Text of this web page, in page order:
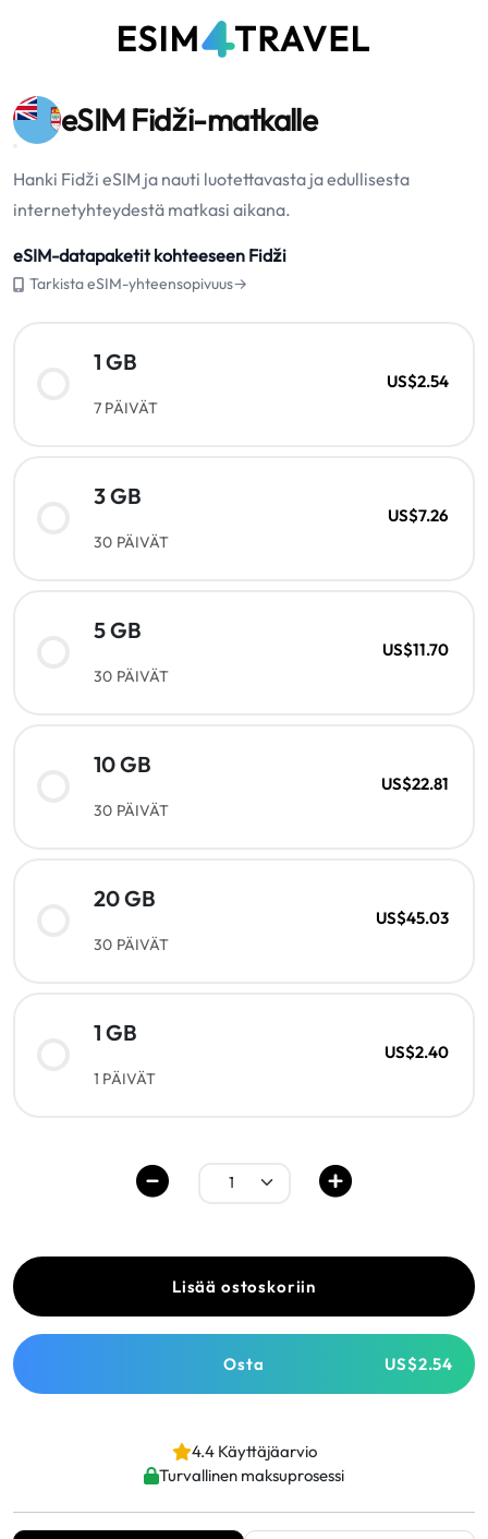
eSIM Fidži-matkalle
Hanki Fidži eSIM ja nauti luotettavasta ja edullisesta
internetyhteydestä matkasi aikana.
eSIM-datapaketit kohteeseen Fidži
Tarkista eSIM-yhteensopivuus→
1 GB
7 PÄIVÄT
US$2.54
3 GB
30 PÄIVÄT
US$7.26
5 GB
30 PÄIVÄT
US$11.70
10 GB
30 PÄIVÄT
US$22.81
20 GB
30 PÄIVÄT
US$45.03
1 GB
1 PÄIVÄT
US$2.40
Lisää ostoskoriin
Osta US$2.54
4.4 Käyttäjäarvio
Turvallinen maksuprosessi